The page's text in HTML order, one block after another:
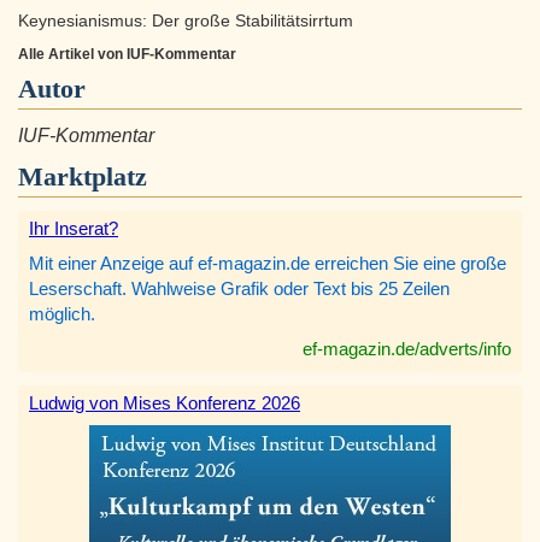
Keynesianismus: Der große Stabilitätsirrtum
Alle Artikel von IUF-Kommentar
Autor
IUF-Kommentar
Marktplatz
Ihr Inserat?
Mit einer Anzeige auf ef-magazin.de erreichen Sie eine große
Leserschaft. Wahlweise Grafik oder Text bis 25 Zeilen
möglich.
ef-magazin.de/adverts/info
Ludwig von Mises Konferenz 2026